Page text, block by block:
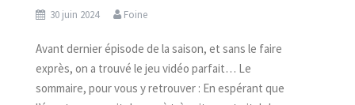
30 juin 2024 Foine
Avant dernier épisode de la saison, et sans le faire
exprès, on a trouvé le jeu vidéo parfait… Le
sommaire, pour vous y retrouver : En espérant que